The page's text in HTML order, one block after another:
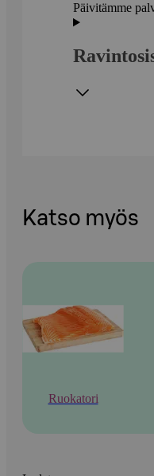
Päivitämme
Katso myös
Ruokatori